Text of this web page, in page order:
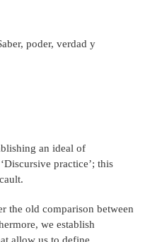
poder, verdad y
an ideal of
practice’; this
the old comparison between
we establish